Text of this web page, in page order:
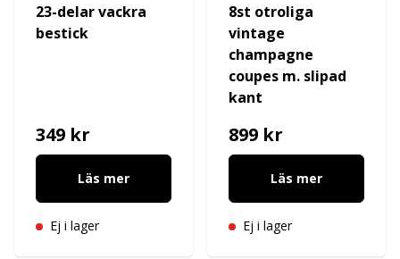
23-delar vackra
bestick
349 kr
Läs mer
Ej i lager
8st otroliga
vintage
champagne
coupes m. slipad
kant
899 kr
Läs mer
Ej i lager